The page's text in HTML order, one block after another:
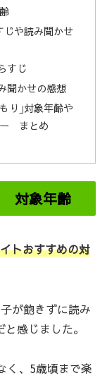
じや読み聞かせ
すじ
聞かせの感想
り｣対象年齢や
ー まとめ
対象年齢
トおすすめの対
が飽きずに読み
感じました。
く、5歳頃まで楽